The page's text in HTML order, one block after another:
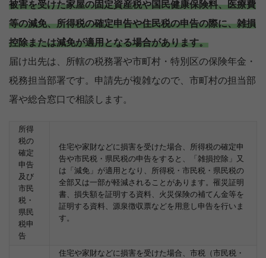
被害を受けた家屋の固定資産税や国民健康保険料、医療費
等の減免、所得税の確定申告や住民税の申告の際に、雑損
控除または減免が適用となる場合があります。
届け出先は、所轄の税務署や市町村・特別区の保険年金・
税務担当部署です。申請先が複雑なので、市町村の担当部
署や総合窓口で相談します。
所得
税の
確定
申告
及び
市民
税・
県民
税申
告
住宅や家財などに損害を受けた場合、所得税の確定申
告や市民税・県民税の申告をすると、「雑損控除」又
は「減免」が適用となり、所得税・市民税・県民税の
全部又は一部が軽減されることがあります。罹災証明
書、損失額を証明する資料、火災保険の補てん金等を
証明する資料、源泉徴収票などを用意し申告を行いま
す。
住宅や家財などに損害を受けた場合、市税（市民税・